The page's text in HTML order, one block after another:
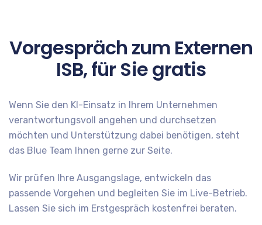
Vorgespräch zum Externen
ISB, für Sie gratis
Wenn Sie den KI-Einsatz in Ihrem Unternehmen
verantwortungsvoll angehen und durchsetzen
möchten und Unterstützung dabei benötigen, steht
das Blue Team Ihnen gerne zur Seite.
Wir prüfen Ihre Ausgangslage, entwickeln das
passende Vorgehen und begleiten Sie im Live-Betrieb.
Lassen Sie sich im Erstgespräch kostenfrei beraten.